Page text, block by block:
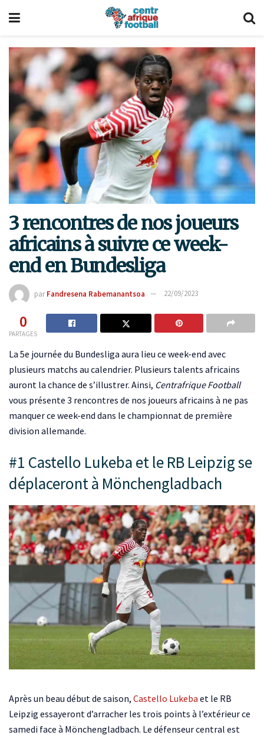
3 rencontres de nos joueurs
africains à suivre ce week-
end en Bundesliga
par Fandresena Rabemanantsoa 22/09/2023
0
PARTAGES
La 5e journée du Bundesliga aura lieu ce week-end avec
plusieurs matchs au calendrier. Plusieurs talents africains
auront la chance de s’illustrer. Ainsi, Centrafrique Football
vous présente 3 rencontres de nos joueurs africains à ne pas
manquer ce week-end dans le championnat de première
division allemande.
#1 Castello Lukeba et le RB Leipzig se
déplaceront à Mönchengladbach
Après un beau début de saison, Castello Lukeba et le RB
Leipzig essayeront d’arracher les trois points à l’extérieur ce
samedi face à Mönchengladbach. Le défenseur central est